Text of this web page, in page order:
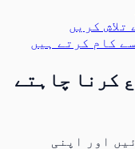
کرنا چاہتے
اور اپنی